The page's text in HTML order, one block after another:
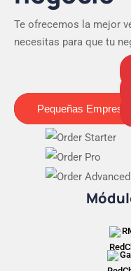
Te ofrecemos la mejor
necesitas para que tu
Pequeñas Empresas
Pequeñas Empresas